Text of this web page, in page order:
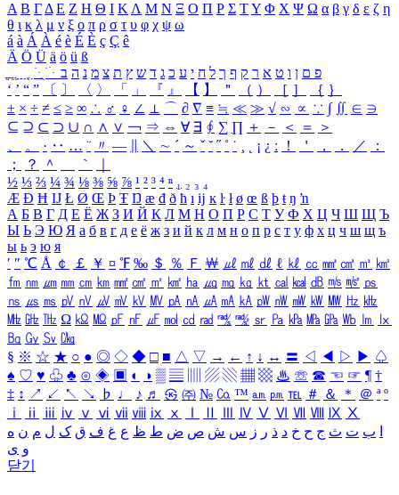
Α Β ΓΔ Ε Ζ Η Θ Ι ΚΛ Μ Ν Ξ Ο Π Ρ Σ ΤΥ Φ Χ Ψ Ω α β γ δ ε ζ η
θ ι κ λ μ ν ξ ο π ρ σ τ υ φ χ ψ ω
á à Á À é è É È ç Ç ê
Ä Ö Ü ä ö ü ß
ִֶֹ ֻּ ׁׂ פ ם ן ו ט א ר ק ף ך ל ח י ע כ ג ד ש ץ ת צ מ נ ה ב
‘ ’ “ ” 〔 〕 〈 〉 「 」 『 』 【 】 ＂ （ ） ［ ］ ｛ ｝
± × ÷ ≠ ≤ ≥ ∞ ∴ ♂ ♀ ∠ ⊥ ⌒ ∂ ∇ ≡ ≒ ≪ ≫ √ ∽ ∝ ∵ ∫ ∬ ∈ ∋
⊆ ⊇ ⊂ ⊃ ∪ ∩ ∧ ∨ ￢ ⇒ ⇔ ∀ ∃ ∮ ∑ ∏ ＋ － ＜ ＝
＞
、
。 · ‥ … ¨ 〃 ― ＼ ∼ ´ ～ ˇ ˘ ˝ ˚ ˙ ¸ ¡ ¿ ː ！ ＇ ， ． ／
：
；
？ ＾ ｀
½ ⅓ ⅔ ¼ ¾ ⅛ ⅜ ⅝ ⅞ ¹ ² ³ ⁴ ⁿ ₁ ₂ ₃ ₄
Æ Ð Ħ Ĳ Ł Ø Œ Þ Ŧ Ŋ æ đ ð ħ ı ĳ ĸ ŀ ł ø œ ß þ ŧ ŋ ŉ
А Б В Г Д Е Ё Ж З И Й К Л М Н О П Р С Т У Ф Х Ц Ч Ш Щ Ъ
Ы Ь Э Ю Я а б в г д е ё ж з и й к л м н о п р с т у ф х ц ч ш щ ъ
ы ь э ю я
′ ″ ℃ Å ￠ ￡ ￥ ¤ ℉ ‰ ＄ ％ Ｆ ￦ ㎕ ㎖ ㎗ ℓ ㎘ ㏄ ㎣ ㎤ ㎥ ㎦
㎙ ㎚ ㎛ ㎜ ㎝ ㎞ ㎟ ㎠ ㎡ ㎢ ㏊ ㎍ ㎎ ㎏ ㏏ ㎈ ㎉ ㏈ ㎧ ㎨ ㎰
㎱ ㎲ ㎳ ㎴ ㎵ ㎶ ㎷ ㎸ ㎹ ㎀ ㎁ ㎂ ㎃ ㎄ ㎺ ㎻ ㎽ ㎾ ㎿ ㎐ ㎑
㎒ ㎓ ㎔ Ω ㏀ ㏁ ㎊ ㎋ ㎌ ㏖ ㏅ ㎭ ㎮ ㎯ ㏛ ㎩ ㎪ ㎫ ㎬ ㏝ ㏐
㏓
㏃ ㏉ ㏜ ㏆
§ ※ ☆ ★ ○ ● ◎ ◇ ◆ □ ■ △ ▽ → ← ↑ ↓ ↔ 〓 ◁ ◀ ▷ ▶ ♤
♠ ♡ ♥ ♧ ♣ ⊙ ◈ ▣ ◐ ◑ ▒ ▤ ▨ ▧ ▦ ▩ ♨ ☏ ☎ ☜ ☞ ¶ †
‡ ↕ ↗ ↙ ↖ ↘ ♭ ♩ ♪ ♬ ㉿ ㈜ № ㏇ ™ ㏂ ㏘ ℡ ＃ ＆ ＊ ＠ ª º
ⅰ
ⅱ ⅲ ⅳ ⅴ ⅵ ⅶ ⅷ ⅸ ⅹ Ⅳ Ⅴ Ⅵ Ⅶ Ⅷ Ⅸ Ⅹ
ب ت ث ج ح خ د ذ ر ز س ش ص ض ط ظ ع غ ف ق ک ل م ن ه
و ی
닫기